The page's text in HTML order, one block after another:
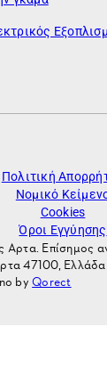
Πολιτική
Νομικό
Cookies
Όροι Εγγύησης
Αρτα. Επίσημος
47100, Ελλάδα
byQorect